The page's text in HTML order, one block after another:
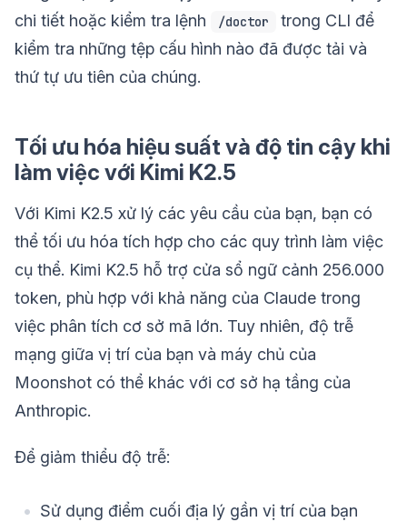
chi tiết hoặc kiểm tra lệnh
/doctor
trong CLI để
kiểm tra những tệp cấu hình nào đã được tải và
thứ tự ưu tiên của chúng.
Tối ưu hóa hiệu suất và độ tin cậy khi
làm việc với Kimi K2.5
Với Kimi K2.5 xử lý các yêu cầu của bạn, bạn có
thể tối ưu hóa tích hợp cho các quy trình làm việc
cụ thể. Kimi K2.5 hỗ trợ cửa sổ ngữ cảnh 256.000
token, phù hợp với khả năng của Claude trong
việc phân tích cơ sở mã lớn. Tuy nhiên, độ trễ
mạng giữa vị trí của bạn và máy chủ của
Moonshot có thể khác với cơ sở hạ tầng của
Anthropic.
Để giảm thiểu độ trễ:
Sử dụng điểm cuối địa lý gần vị trí của bạn